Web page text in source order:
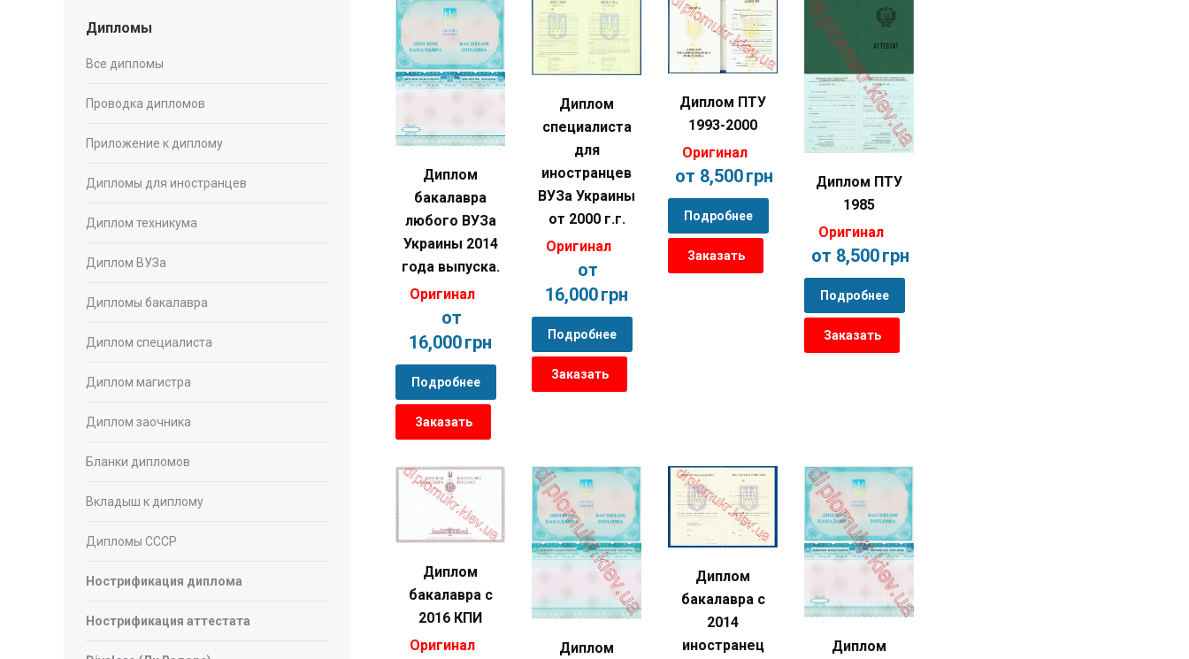
Диплом
бакалавра
любого ВУЗа
Украины 2014
года выпуска.
Оригинал
от
16,000грн
Подробнее
Заказать
Диплом
специалиста
для
иностранцев
ВУЗа Украины
от 2000 г.г.
Оригинал
от
16,000грн
Подробнее
Заказать
Диплом ПТУ
1993-2000
Оригинал
от 8,500грн
Подробнее
Заказать
Диплом ПТУ
1985
Оригинал
от 8,500грн
Подробнее
Заказать
Диплом
бакалавра с
2016 КПИ
Оригинал
Диплом
Диплом
бакалавра с
2014
иностранец
Диплом
Дипломы
Все дипломы
Проводка дипломов
Приложение к диплому
Дипломы для иностранцев
Диплом техникума
Диплом ВУЗа
Дипломы бакалавра
Диплом специалиста
Диплом магистра
Диплом заочника
Бланки дипломов
Вкладыш к диплому
Дипломы СССР
Нострификация диплома
Нострификация аттестата